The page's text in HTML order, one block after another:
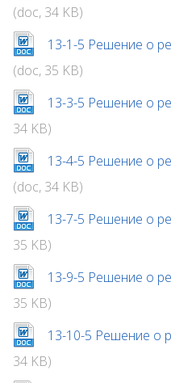
(doc, 34 KB)
13-1-5 Решение о
(doc, 35 KB)
13-3-5 Решение о
34 KB)
13-4-5 Решение о
(doc, 34 KB)
13-7-5 Решение о
35 KB)
13-9-5 Решение о
35 KB)
13-10-5 Решение о
34 KB)